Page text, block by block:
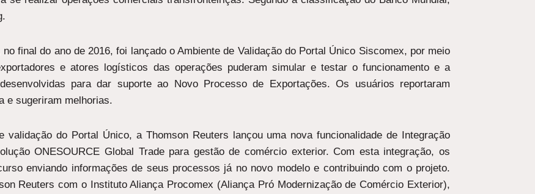
final do ano de 2016, foi lançado o Ambiente de Validação do Portal Único Siscomex, por meio
e atores logísticos das operações puderam simular e testar o funcionamento e a
para dar suporte ao Novo Processo de Exportações. Os usuários reportaram
e sugeriram melhorias.
validação do Portal Único, a Thomson Reuters lançou uma nova funcionalidade de Integração
ONESOURCE Global Trade para gestão de comércio exterior. Com esta integração, os
enviando informações de seus processos já no novo modelo e contribuindo com o projeto.
Reuters com o Instituto Aliança Procomex (Aliança Pró Modernização de Comércio Exterior),